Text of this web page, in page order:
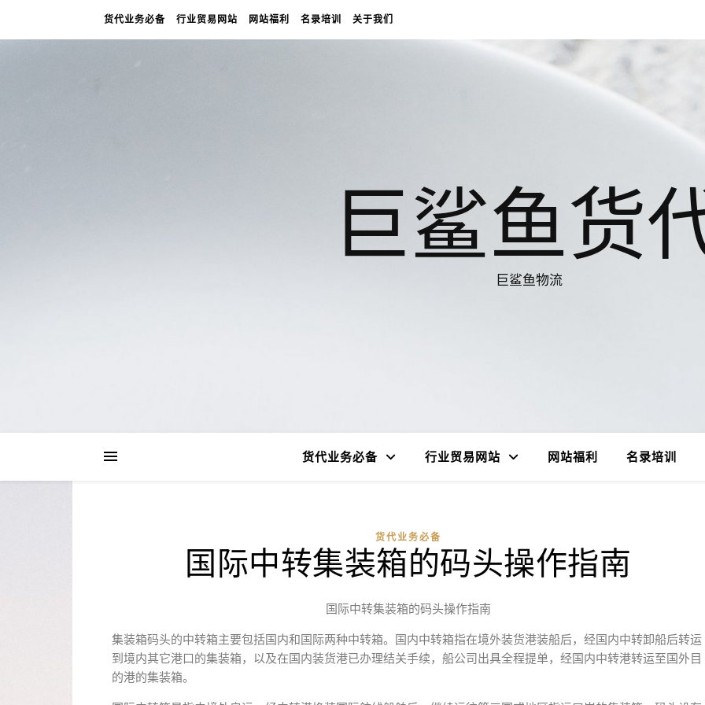
货代业务必备 行业贸易网站 网站福利 名录培训 关于我们
巨鲨鱼货
巨鲨鱼物流
货代业务必备 行业贸易网站 网站福利 名录培训
货代业务必备
国际中转集装箱的码头操作指南
国际中转集装箱的码头操作指南
集装箱码头的中转箱主要包括国内和国际两种中转箱。国内中转箱指在境外装货港装船后，经国内中转卸船后转运
到境内其它港口的集装箱，以及在国内装货港已办理结关手续，船公司出具全程提单，经国内中转港转运至国外目
的港的集装箱。